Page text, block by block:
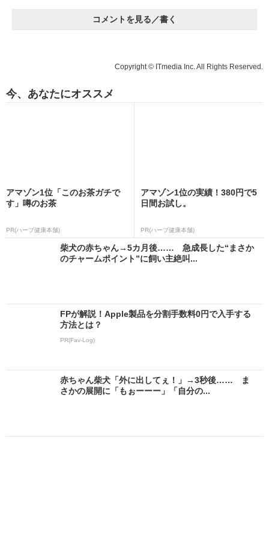
コメントを見る／書く
Copyright © ITmedia Inc. All Rights Reserved.
今、あなたにオススメ
アマゾン1位「このお茶ガチで
す」噂のお茶
PR(ハーブ健康本舗)
アマゾン1位の実績！380円で5
日間お試し。
PR(ハーブ健康本舗)
柴犬の赤ちゃん→5カ月後…… 急成長した“まさか
のチャームポイント”に飼い主絶叫...
FPが解説！Apple製品を分割手数料0円で入手する
方法とは？
PR(Fav-Log)
赤ちゃん柴犬「外に出してぇ！」→3秒後…… ま
さかの展開に「もぉーーー」「自分の...